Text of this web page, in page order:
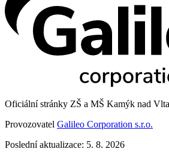
Oficiální stránky ZŠ a MŠ Kamýk nad
Provozovatel Galileo Corporation s.r.o.
Poslední aktualizace: 5. 8. 2026